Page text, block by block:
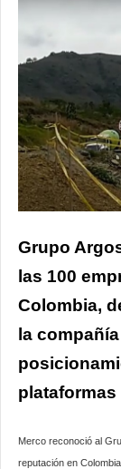
Grupo
las 100
Colombia,
la
Merco reconoció al
reputación en Colombia